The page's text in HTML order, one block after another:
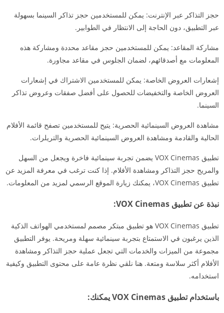
حجز التذاكر عبر الإنترنت: يمكن للمستخدمين حجز تذاكر السينما بسهولة
عبر التطبيق، دون الحاجة إلى الانتظار في الطوابير.
مشاركة المقاعد: يمكن للمستخدمين حجز مقاعد محددة ومشاركة هذه
المعلومات مع أصدقائهم، لضمان الجلوس في مقاعد مجاورة.
إشعارات العروض الخاصة: يمكن للمستخدمين الاشتراك في إشعارات
العروض الخاصة والتخفيضات للحصول على أفضل صفقات وعروض تذاكر
السينما.
مشاهدة العروض السينمائية الحصرية: يتيح للمستخدمين تصفح قائمة الأفلام
الحالية والقادمة ومشاهدة العروض السينمائية الحصرية والتريلرات.
تطبيق VOX Cinemas يضمن تجربة سينمائية فاخرة ويجعل من السهل
والمريح حجز التذاكر ومشاهدة الأفلام. إذا كنت ترغب في معرفة المزيد عن
تطبيق VOX Cinemas، يمكنك زيارة الموقع الرسمي لمزيد من المعلومات.
نبذة عن تطبيق VOX Cinemas:
تطبيق VOX Cinemas هو تطبيق مبتكر مصمم لمستخدمي الهواتف الذكية
الذين يرغبون في الاستمتاع بتجربة سينمائية سهلة ومريحة. يوفر التطبيق
مجموعة من الميزات والخدمات التي تجعل عملية حجز التذاكر ومشاهدة
الأفلام أكثر سلاسة ومتعة. هنا نلقي نظرة عامة على محتوى التطبيق وكيفية
استخدامه.
باستخدام تطبيق VOX Cinemas يمكنك: